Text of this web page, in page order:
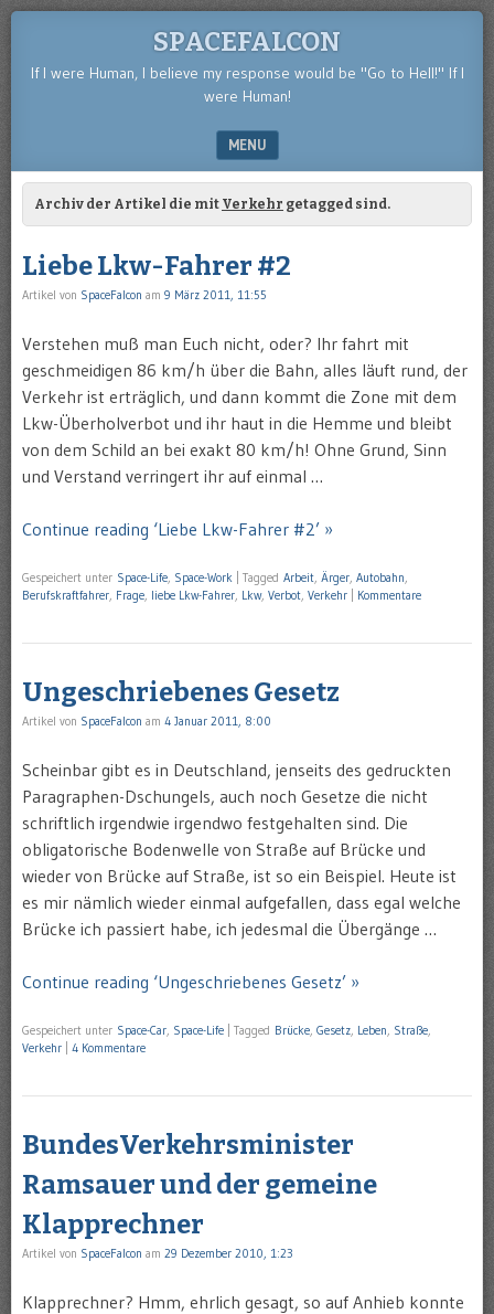
SPACEFALCON
If I were Human, I believe my response would be "Go to Hell!" If I
were Human!
MENU
SKIP TO CONTENT
Archiv der Artikel die mit Verkehr getagged sind.
Liebe Lkw-Fahrer #2
Artikel von SpaceFalcon am 9 März 2011, 11:55
Verstehen muß man Euch nicht, oder? Ihr fahrt mit
geschmeidigen 86 km/h über die Bahn, alles läuft rund, der
Verkehr ist erträglich, und dann kommt die Zone mit dem
Lkw-Überholverbot und ihr haut in die Hemme und bleibt
von dem Schild an bei exakt 80 km/h! Ohne Grund, Sinn
und Verstand verringert ihr auf einmal …
Continue reading ‘Liebe Lkw-Fahrer #2’ »
Gespeichert unter Space-Life, Space-Work Tagged Arbeit, Ärger, Autobahn,
Berufskraftfahrer, Frage, liebe Lkw-Fahrer, Lkw, Verbot, Verkehr Kommentare
Ungeschriebenes Gesetz
Artikel von SpaceFalcon am 4 Januar 2011, 8:00
Scheinbar gibt es in Deutschland, jenseits des gedruckten
Paragraphen-Dschungels, auch noch Gesetze die nicht
schriftlich irgendwie irgendwo festgehalten sind. Die
obligatorische Bodenwelle von Straße auf Brücke und
wieder von Brücke auf Straße, ist so ein Beispiel. Heute ist
es mir nämlich wieder einmal aufgefallen, dass egal welche
Brücke ich passiert habe, ich jedesmal die Übergänge …
Continue reading ‘Ungeschriebenes Gesetz’ »
Gespeichert unter Space-Car Space-Life Tagged Brücke Gesetz Leben Straße
Verkehr
4 Kommentare
BundesVerkehrsminister
Ramsauer und der gemeine
Klapprechner
Artikel von SpaceFalcon am 29 Dezember 2010, 1:23
Klapprechner? Hmm, ehrlich gesagt, so auf Anhieb konnte